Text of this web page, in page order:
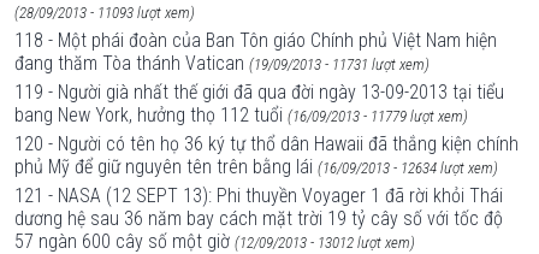
(28/09/2013 - 11093 lượt xem)
118 - Một phái đoàn của Ban Tôn giáo Chính phủ Việt Nam hiện
đang thăm Tòa thánh Vatican (19/09/2013 - 11731 lượt xem)
119 - Người già nhất thế giới đã qua đời ngày 13-09-2013 tại tiểu
bang New York, hưởng thọ 112 tuổi (16/09/2013 - 11779 lượt xem)
120 - Người có tên họ 36 ký tự thổ dân Hawaii đã thắng kiện chính
phủ Mỹ để giữ nguyên tên trên bằng lái (16/09/2013 - 12634 lượt xem)
121 - NASA (12 SEPT 13): Phi thuyền Voyager 1 đã rời khỏi Thái
dương hệ sau 36 năm bay cách mặt trời 19 tỷ cây số với tốc độ
57 ngàn 600 cây số một giờ (12/09/2013 - 13012 lượt xem)